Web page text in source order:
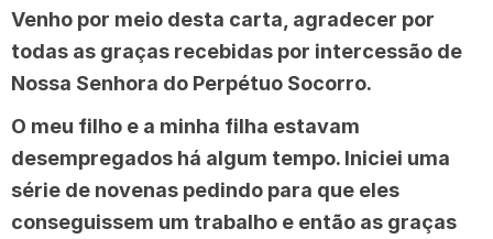
Venho por meio desta carta, agradecer por
todas as graças recebidas por intercessão de
Nossa Senhora do Perpétuo Socorro.
O meu filho e a minha filha estavam
desempregados há algum tempo. Iniciei uma
série de novenas pedindo para que eles
conseguissem um trabalho e então as graças